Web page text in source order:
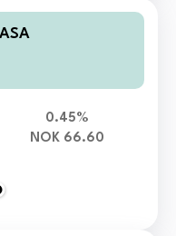
0.45%
NOK 66.60